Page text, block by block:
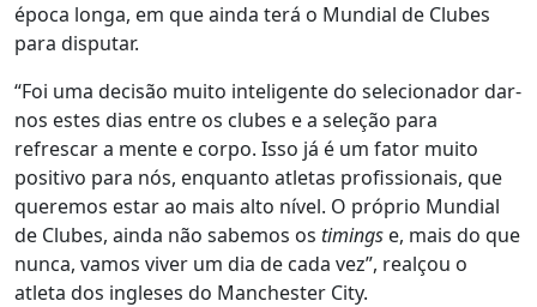
época longa, em que ainda terá o Mundial de Clubes
para disputar.
“Foi uma decisão muito inteligente do selecionador dar-
nos estes dias entre os clubes e a seleção para
refrescar a mente e corpo. Isso já é um fator muito
positivo para nós, enquanto atletas profissionais, que
queremos estar ao mais alto nível. O próprio Mundial
de Clubes, ainda não sabemos os timings e, mais do que
nunca, vamos viver um dia de cada vez”, realçou o
atleta dos ingleses do Manchester City.